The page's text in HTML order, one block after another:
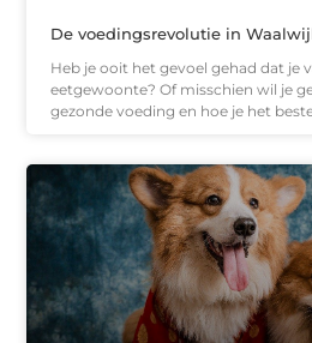
De voedingsrevolutie in
Heb je ooit het gevoel gehad dat je
eetgewoonte? Of misschien wil je
gezonde voeding en hoe je het